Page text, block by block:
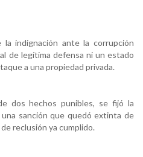
la indignación ante la corrupción
de legítima defensa ni un estado
a una propiedad privada.
dos hechos punibles, se fijó la
sanción que quedó extinta de
reclusión ya cumplido.